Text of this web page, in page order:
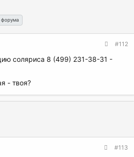
#112
соляриса 8 (499) 231-38-31 -
- твоя?
#113